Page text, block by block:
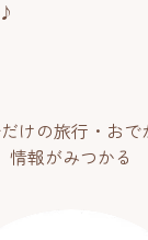
けの旅行・おで
情報がみつかる